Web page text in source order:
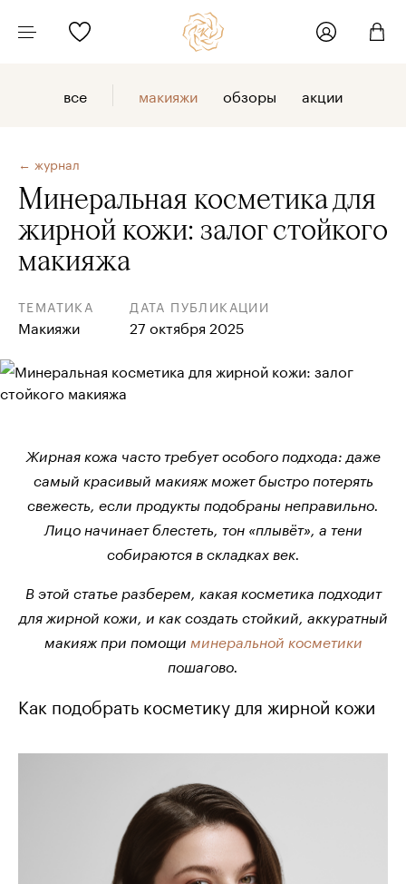
все макияжи обзоры акции
← журнал
Минеральная косметика для
жирной кожи: залог стойкого
макияжа
ТЕМАТИКА
Макияжи
ДАТА ПУБЛИКАЦИИ
27 октября 2025
Жирная кожа часто требует особого подхода: даже
самый красивый макияж может быстро потерять
свежесть, если продукты подобраны неправильно.
Лицо начинает блестеть, тон «плывёт», а тени
собираются в складках век.
В этой статье разберем, какая косметика подходит
для жирной кожи, и как создать стойкий, аккуратный
макияж при помощи минеральной косметики
пошагово.
Как подобрать косметику для жирной кожи